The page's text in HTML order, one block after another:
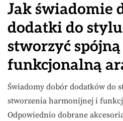
Jak świadomie
dodatki do
stworzyć
funkcjonalną
Świadomy dobór dodatków do
stworzenia harmonijnej i
Odpowiednio dobrane